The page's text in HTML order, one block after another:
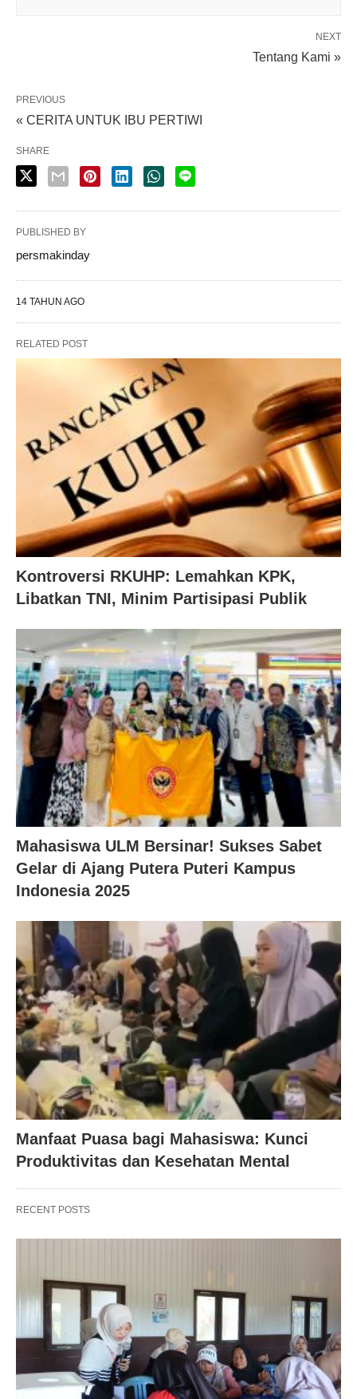
NEXT
Tentang Kami »
PREVIOUS
« CERITA UNTUK IBU PERTIWI
SHARE
PUBLISHED BY
persmakinday
14 TAHUN AGO
RELATED POST
Kontroversi RKUHP: Lemahkan KPK,
Libatkan TNI, Minim Partisipasi Publik
Mahasiswa ULM Bersinar! Sukses Sabet
Gelar di Ajang Putera Puteri Kampus
Indonesia 2025
Manfaat Puasa bagi Mahasiswa: Kunci
Produktivitas dan Kesehatan Mental
RECENT POSTS